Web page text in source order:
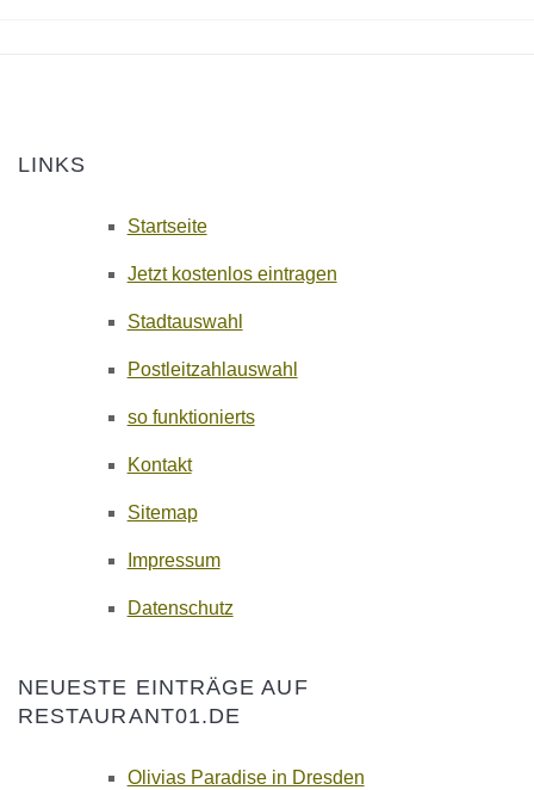
LINKS
Startseite
Jetzt kostenlos eintragen
Stadtauswahl
Postleitzahlauswahl
so funktionierts
Kontakt
Sitemap
Impressum
Datenschutz
NEUESTE EINTRÄGE AUF
RESTAURANT01.DE
Olivias Paradise in Dresden